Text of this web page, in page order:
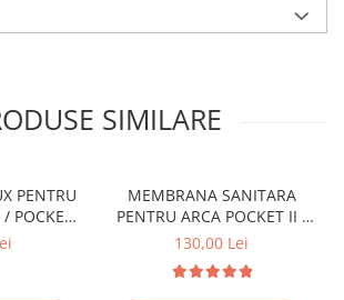
SIMILARE
PENTRU
POCKET I
MEMBRANA SANITARA
PENTRU ARCA POCKET II /
ECOFAST / PIXEL -
130,00 Lei